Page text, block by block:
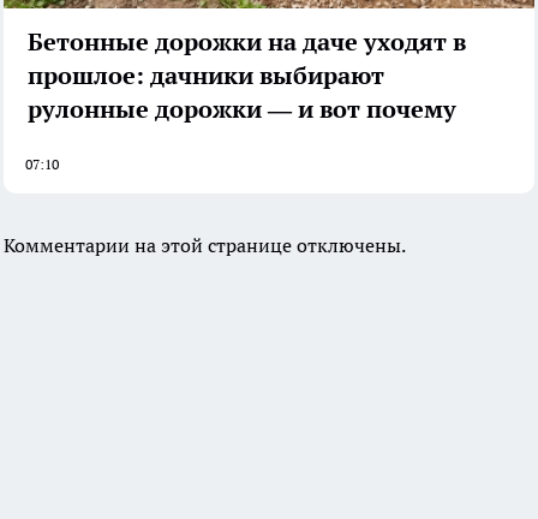
Бетонные дорожки на даче уходят в
прошлое: дачники выбирают
рулонные дорожки — и вот почему
07:10
Комментарии на этой странице отключены.